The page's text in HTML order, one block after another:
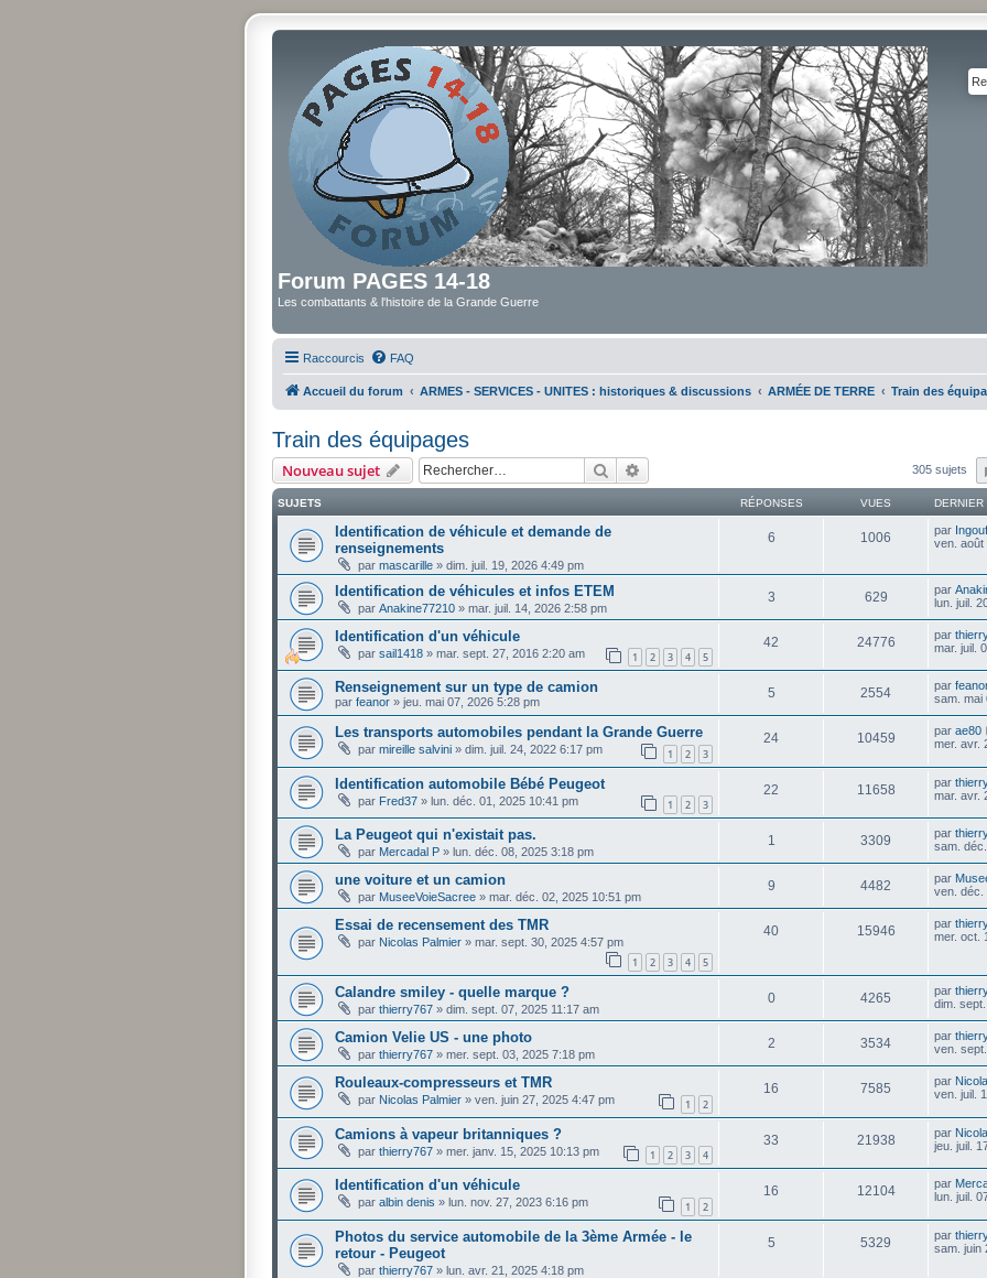
Forum PAGES 14-18
Les combattants & l'histoire de la Grande Guerre
Raccourcis FAQ
Accueil du forum ARMES - SERVICES - UNITES : historiques & discussions ARMÉE DE TERRE Train des
Train des équipages
Nouveau sujet Rechercher 305 sujets
SUJETS RÉPONSES VUES
Identification de véhicule et demande de
renseignements
par mascarille » dim. juil. 19, 2026 4:49 pm
6 1006 par Ingouf
ven. août
Identification de véhicules et infos ETEM
par Anakine77210 » mar. juil. 14, 2026 2:58 pm
3 629 par
lun. juil.
Identification d'un véhicule
par sail1418 » mar. sept. 27, 2016 2:20 am 1 2 3 4 5
42 24776 par
mar. juil.
Renseignement sur un type de camion
par feanor » jeu. mai 07, 2026 5:28 pm
5 2554 par
sam. mai
Les transports automobiles pendant la Grande Guerre
par mireille salvini » dim. juil. 24, 2022 6:17 pm 1 2 3
24 10459 par ae80
mer. avr.
Identification automobile Bébé Peugeot
par Fred37 » lun. déc. 01, 2025 10:41 pm 1 2 3
22 11658 par
mar. avr.
La Peugeot qui n'existait pas.
par Mercadal P » lun. déc. 08, 2025 3:18 pm
1 3309 par
sam.
une voiture et un camion
par MuseeVoieSacree » mar. déc. 02, 2025 10:51 pm
9 4482 par
ven. déc.
Essai de recensement des TMR
par Nicolas Palmier » mar. sept. 30, 2025 4:57 pm
1 2 3 4 5
40 15946 par
mer. oct.
Calandre smiley - quelle marque ?
par thierry767 » dim. sept. 07, 2025 11:17 am
0 4265 par
dim.
Camion Velie US - une photo
par thierry767 » mer. sept. 03, 2025 7:18 pm
2 3534 par
ven.
Rouleaux-compresseurs et TMR
par Nicolas Palmier » ven. juin 27, 2025 4:47 pm 1 2
16 7585 par
ven. juil.
Camions à vapeur britanniques ?
par thierry767 » mer. janv. 15, 2025 10:13 pm 1 2 3 4
33 21938 par
jeu. juil.
Identification d'un véhicule
par albin denis » lun. nov. 27, 2023 6:16 pm 1 2
16 12104 par
lun. juil.
Photos du service automobile de la 3ème Armée - le
retour - Peugeot
par thierry767 » lun. avr. 21, 2025 4:18 pm
5 5329 par
sam. juin